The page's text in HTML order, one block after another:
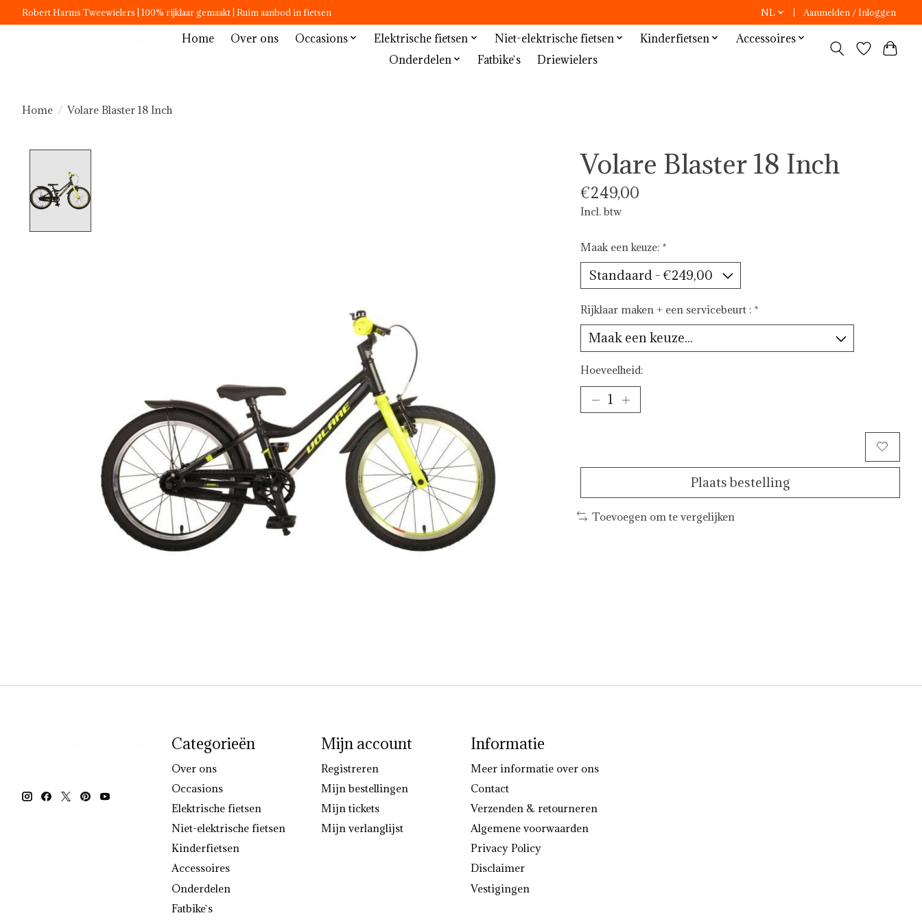
Robert Harms Tweewielers | 100% rijklaar gemaakt | Ruim aanbod in fietsen NL Aanmelden / Inloggen
Home Over ons Occasions Elektrische fietsen Niet-elektrische fietsen Kinderfietsen
Accessoires
Onderdelen
Fatbike`s Driewielers
Home / Volare Blaster 18 Inch
Volare Blaster 18 Inch
€249,00
Incl. btw
Maak een keuze: *
Rijklaar maken + een servicebeurt : *
Hoeveelheid:
Plaats bestelling
Toevoegen om te vergelijken
Categorieën
Over ons
Occasions
Elektrische fietsen
Niet-elektrische fietsen
Kinderfietsen
Accessoires
Onderdelen
Fatbike`s
Mijn account
Registreren
Mijn bestellingen
Mijn tickets
Mijn verlanglijst
Informatie
Meer informatie over ons
Contact
Verzenden & retourneren
Algemene voorwaarden
Privacy Policy
Disclaimer
Vestigingen